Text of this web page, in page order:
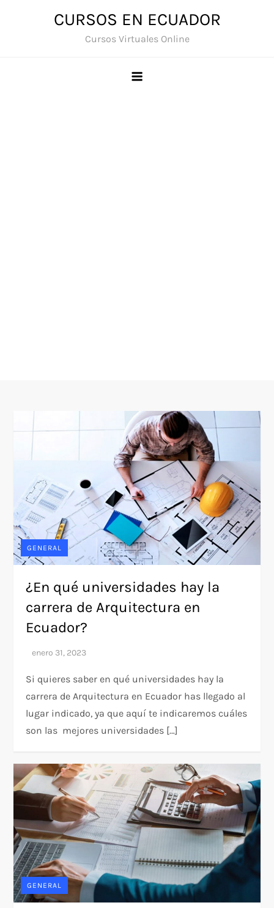
CURSOS EN ECUADOR
Cursos Virtuales Online
GENERAL
¿En qué universidades hay la
carrera de Arquitectura en
Ecuador?
Si quieres saber en qué universidades hay la
carrera de Arquitectura en Ecuador has llegado al
lugar indicado, ya que aquí te indicaremos cuáles
son las mejores universidades […]
GENERAL